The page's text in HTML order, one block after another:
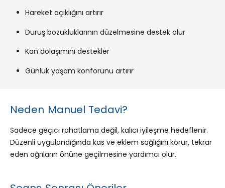
Hareket açıklığını artırır
Duruş bozukluklarının düzelmesine destek olur
Kan dolaşımını destekler
Günlük yaşam konforunu artırır
Neden Manuel Tedavi?
Sadece geçici rahatlama değil, kalıcı iyileşme hedeflenir.
Düzenli uygulandığında kas ve eklem sağlığını korur, tekrar
eden ağrıların önüne geçilmesine yardımcı olur.